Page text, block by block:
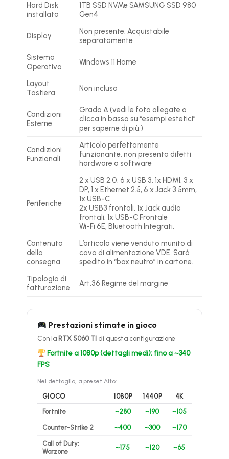
Hard Disk
installato
1TB SSD NVMe SAMSUNG SSD 980
Gen4
Display
Non presente, Acquistabile
separatamente
Sistema
Operativo
Windows 11 Home
Layout
Tastiera
Non inclusa
Condizioni
Esterne
Grado A (vedi le foto allegate o
clicca in basso su “esempi estetici”
per saperne di più.)
Condizioni
Funzionali
Articolo perfettamente
funzionante, non presenta difetti
hardware o software
Periferiche
2 x USB 2.0, 6 x USB 3, 1x HDMI, 3 x
DP, 1 x Ethernet 2.5, 6 x Jack 3.5mm,
1x USB-C
2x USB3 frontali, 1x Jack audio
frontali, 1x USB-C Frontale
Wi-Fi 6E, Bluetooth Integrati.
Contenuto
della
consegna
L’articolo viene venduto munito di
cavo di alimentazione VDE. Sarà
spedito in “box neutro” in cartone.
Tipologia di
fatturazione
Art.36 Regime del margine
Prestazioni stimate in gioco
Con la RTX 5060 TI di questa configurazione
Fortnite a 1080p (dettagli medi): fino a ~340
FPS
Nel dettaglio, a preset Alto:
GIOCO 1080P 1440P
4K
Fortnite
~280 ~190 ~105
Counter-Strike 2 ~400 ~300 ~170
Call of Duty:
Warzone
~175 ~120 ~65